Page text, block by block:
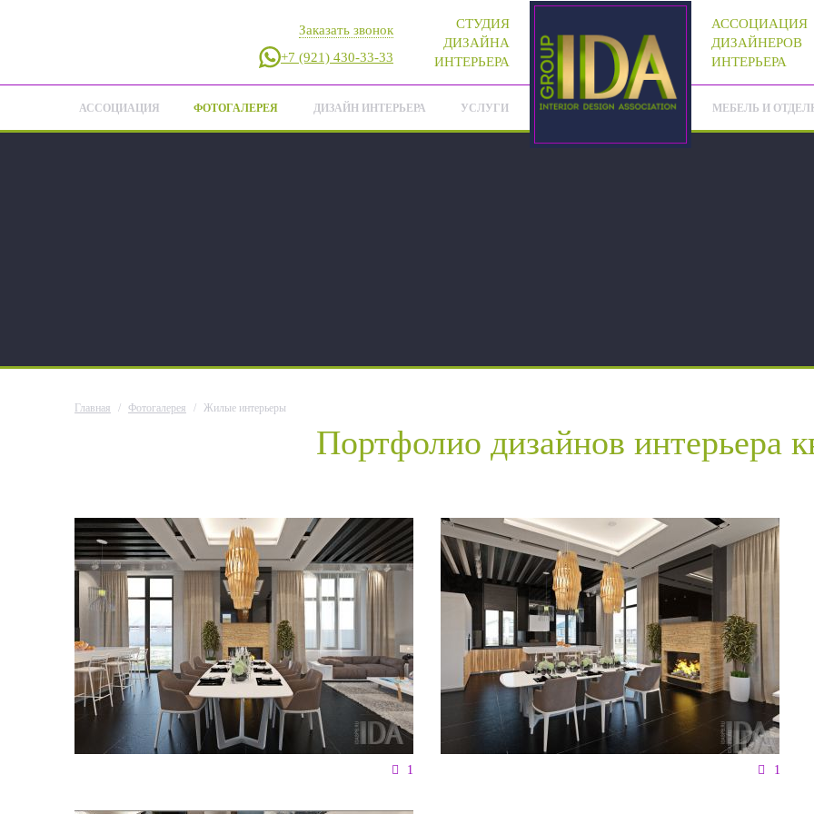
СТУДИЯ
ДИЗАЙНА
ИНТЕРЬЕРА
Заказать звонок
+7 (921) 430-33-33
АССОЦИАЦИЯ
ДИЗАЙНЕРОВ
ИНТЕРЬЕРА
АССОЦИАЦИЯ ФОТОГАЛЕРЕЯ ДИЗАЙН ИНТЕРЬЕРА УСЛУГИ МЕБЕЛЬ И
Главная / Фотогалерея / Жилые интерьеры
Портфолио дизайнов интерьера
1 1